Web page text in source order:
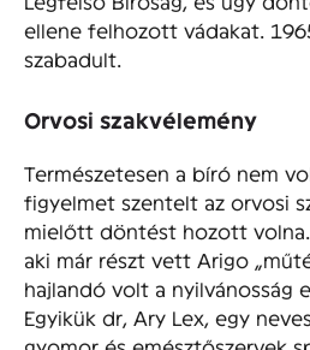
ellene felhozott vádakat.
szabadult.
Orvosi szakvélemény
Természetesen a bíró nem
figyelmet szentelt az orvosi
mielőtt döntést hozott
aki már részt vett Arigo
hajlandó volt a nyilvánosság
Egyikük dr, Ary Lex, egy